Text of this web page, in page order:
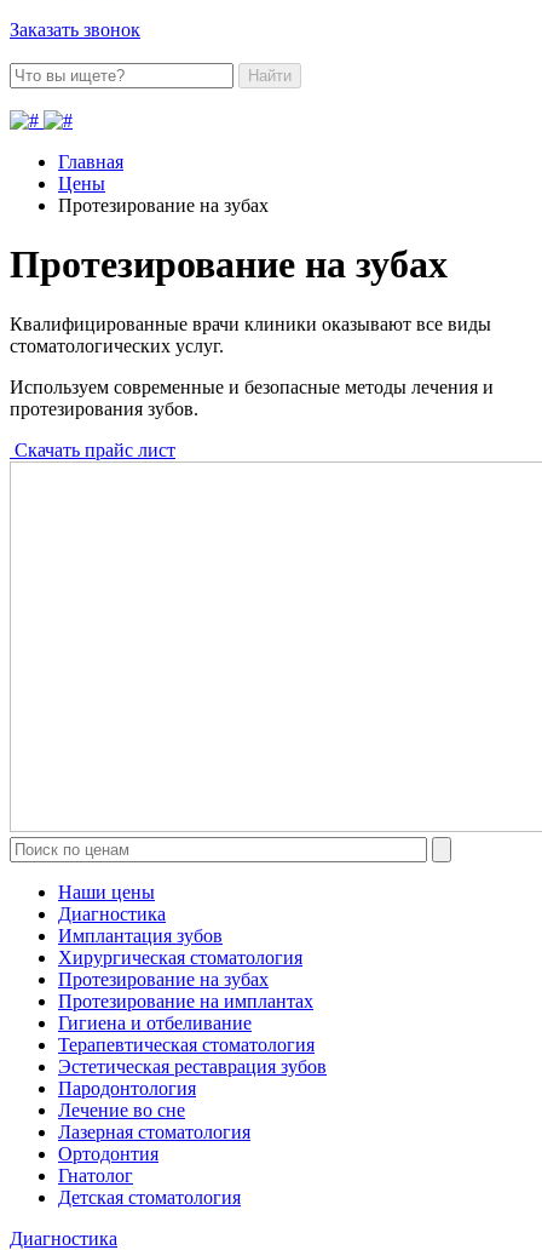
Заказать звонок
Найти
Главная
Цены
Протезирование на зубах
Протезирование на зубах
Квалифицированные врачи клиники оказывают все виды
стоматологических услуг.
Используем современные и безопасные методы лечения и
протезирования зубов.
Скачать прайс лист
Наши цены
Диагностика
Имплантация зубов
Хирургическая стоматология
Протезирование на зубах
Протезирование на имплантах
Гигиена и отбеливание
Терапевтическая стоматология
Эстетическая реставрация зубов
Пародонтология
Лечение во сне
Лазерная стоматология
Ортодонтия
Гнатолог
Детская стоматология
Диагностика